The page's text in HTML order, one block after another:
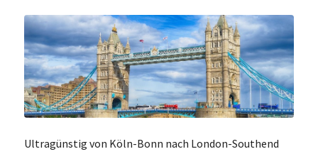
Ultragünstig von Köln-Bonn nach London-Southend